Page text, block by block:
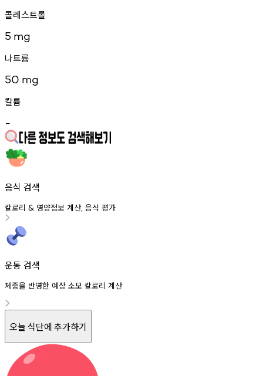
콜레스트롤
5 mg
나트륨
50 mg
칼륨
-
음식 검색
칼로리 & 영양정보 계산, 음식 평가
운동 검색
체중을 반영한 예상 소모 칼로리 계산
오늘 식단에 추가하기